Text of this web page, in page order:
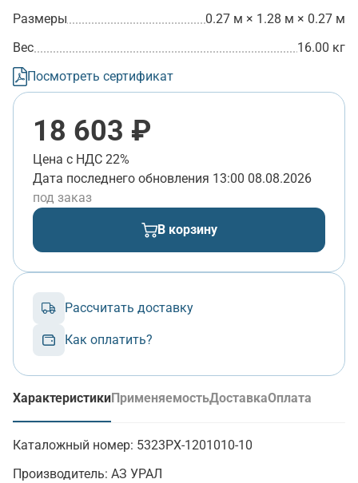
Размеры
0.27 м × 1.28 м × 0.27 м
Вес
16.00 кг
Посмотреть сертификат
18 603 ₽
Цена с НДС 22%
Дата последнего обновления 13:00 08.08.2026
под заказ
В корзину
Рассчитать доставку
Как оплатить?
Характеристики
(активная вкладка)
ПрименяемостьДоставкаОплата
Каталожный номер: 5323РХ-1201010-10
Производитель: АЗ УРАЛ